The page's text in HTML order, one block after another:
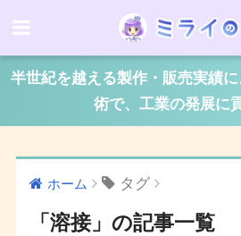
半世紀を越える製作・販売実績
術で、工業の発展に
ホーム タグ
「溶接」の記事一覧